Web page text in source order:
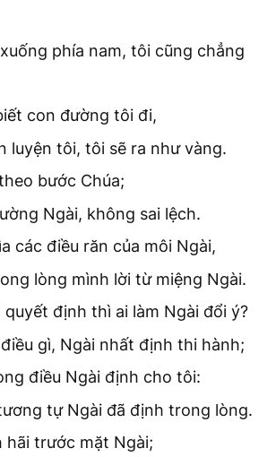
phía nam, tôi cũng chẳng
con đường tôi đi,
luyện tôi, tôi sẽ ra như vàng.
bước Chúa;
Ngài, không sai lệch.
các điều răn của môi Ngài,
lòng mình lời từ miệng Ngài.
quyết định thì ai làm Ngài đổi ý?
gì, Ngài nhất định thi hành;
điều Ngài định cho tôi:
tự Ngài đã định trong lòng.
hãi trước mặt Ngài;